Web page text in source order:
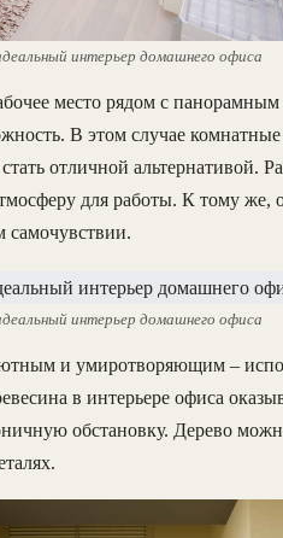
интерьер домашнего офиса
место рядом с
В этом случае
отличной альтернативой.
для работы. К тому же,
самочувствии.
интерьер домашнего офиса
и умиротворяющим –
в интерьере офиса
обстановку. Дерево